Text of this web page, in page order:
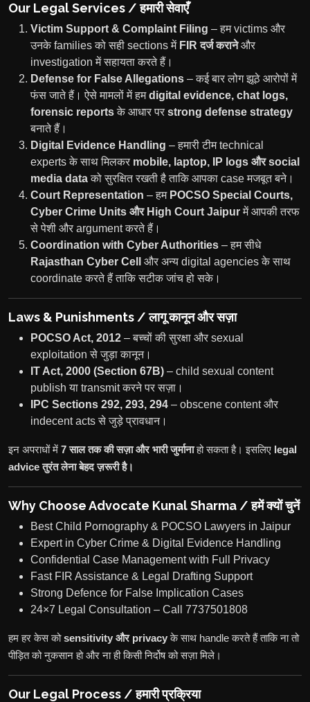
Our Legal Services / हमारी सेवाएँ
Victim Support & Complaint Filing – हम victims और
उनके families को सही sections में FIR दर्ज करानेऔर
investigation में सहायता करते हैं।
Defense for False Allegations – कई बार लोग झूठे आरोपों में
फंस जाते हैं। ऐसे मामलों में हमdigital evidence, chat logs,
forensic reportsके आधार पर strong defense strategy
बनाते हैं।
Digital Evidence Handling – हमारी टीम technical
experts के साथ मिलकर mobile, laptop, IP logs और social
media dataको सुरक्षित रखती है ताकि आपका case मजबूत बने।
Court Representation – हम POCSO Special Courts,
Cyber Crime Units और High Court Jaipurमें आपकी तरफ
से पेशी और argument करते हैं।
Coordination with Cyber Authorities – हम सीधे
Rajasthan Cyber Cell
और अन्य digital agencies के साथ
coordinate करते हैं ताकि सटीक जांच हो सके।
Laws & Punishments / लागू कानून और सज़ा
POCSO Act, 2012 – बच्चों की सुरक्षा और sexual
exploitation से जुड़ा कानून।
IT Act, 2000 (Section 67B) – child sexual content
publish या transmit करने पर सज़ा।
IPC Sections 292, 293, 294 – obscene content और
indecent acts से जुड़े प्रावधान।
इन अपराधों में 7 साल तक की सज़ा और भारी जुर्मानाहो सकता है। इसलिए legal
advice तुरंत लेना बेहद ज़रूरी है।
Why Choose Advocate Kunal Sharma / हमें क्यों चुनें
Best Child Pornography & POCSO Lawyers in Jaipur
Expert in Cyber Crime & Digital Evidence Handling
Confidential Case Management with Full Privacy
Fast FIR Assistance & Legal Drafting Support
Strong Defence for False Implication Cases
24×7 Legal Consultation – Call 7737501808
हम हर केस कोsensitivity और privacyके साथ handle करते हैं ताकि ना तो
पीड़ित को नुकसान हो और ना ही किसी निर्दोष को सज़ा मिले।
Our Legal Process / हमारी प्रक्रिया